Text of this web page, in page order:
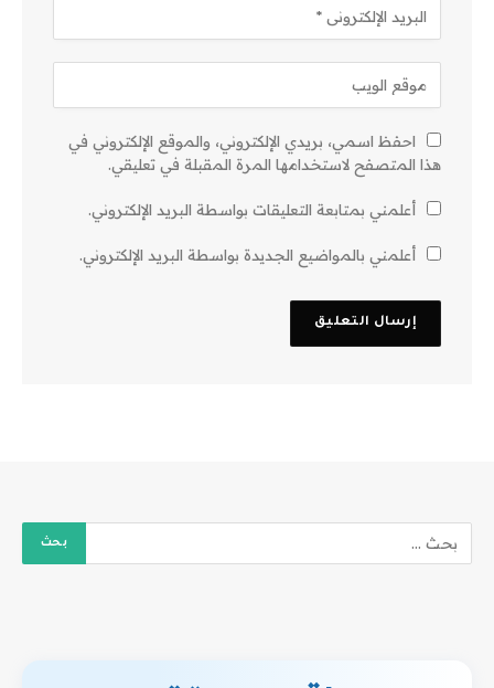
احفظ اسمي، بريدي الإلكتروني، والموقع الإلكتروني في
هذا المتصفح لاستخدامها المرة المقبلة في تعليقي.
أعلمني بمتابعة التعليقات بواسطة البريد الإلكتروني.
أعلمني بالمواضيع الجديدة بواسطة البريد الإلكتروني.